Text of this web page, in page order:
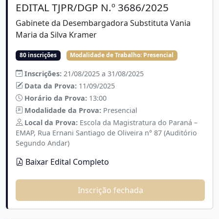
EDITAL TJPR/DGP N.º 3686/2025
Gabinete da Desembargadora Substituta Vania
Maria da Silva Kramer
80 inscrições Modalidade de Trabalho: Presencial
Inscrições: 21/08/2025 a 31/08/2025
Data da Prova: 11/09/2025
Horário da Prova: 13:00
Modalidade da Prova: Presencial
Local da Prova: Escola da Magistratura do Paraná –
EMAP, Rua Ernani Santiago de Oliveira n° 87 (Auditório
Segundo Andar)
Baixar Edital Completo
Inscrição fechada